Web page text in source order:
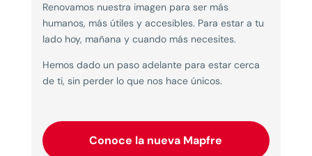
Renovamos nuestra imagen para ser más
humanos, más útiles y accesibles. Para estar a tu
lado hoy, mañana y cuando más necesites.
Hemos dado un paso adelante para estar cerca
de ti, sin perder lo que nos hace únicos.
Conoce la nueva Mapfre